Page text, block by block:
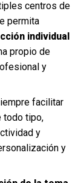
centros de
permita
individual
propio de
y
facilitar
todo tipo,
y
y